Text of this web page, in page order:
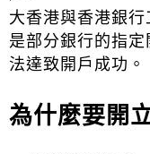
大香港與香港銀
是部分銀行的指
法達致開戶成功。
為什麼要開